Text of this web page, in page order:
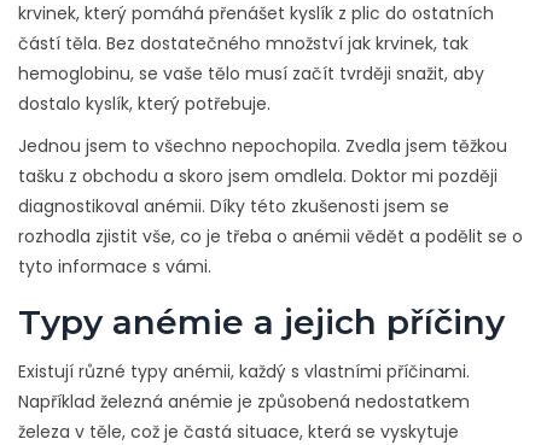
krvinek, který pomáhá přenášet kyslík z plic do ostatních
částí těla. Bez dostatečného množství jak krvinek, tak
hemoglobinu, se vaše tělo musí začít tvrději snažit, aby
dostalo kyslík, který potřebuje.
Jednou jsem to všechno nepochopila. Zvedla jsem těžkou
tašku z obchodu a skoro jsem omdlela. Doktor mi později
diagnostikoval anémii. Díky této zkušenosti jsem se
rozhodla zjistit vše, co je třeba o anémii vědět a podělit se o
tyto informace s vámi.
Typy anémie a jejich příčiny
Existují různé typy anémii, každý s vlastními příčinami.
Například železná anémie je způsobená nedostatkem
železa v těle, což je častá situace, která se vyskytuje